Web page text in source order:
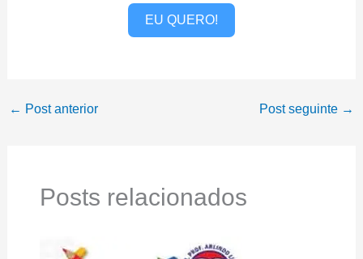
EU QUERO!
← Post anterior Post seguinte →
Posts relacionados